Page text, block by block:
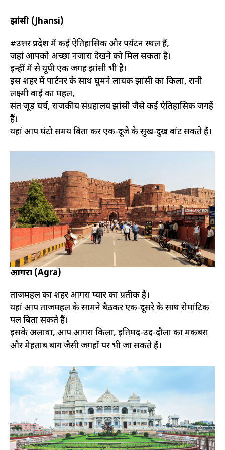
झांसी (Jhansi)
#उत्तर प्रदेश में कई ऐतिहासिक और पर्यटन स्थल हैं,
जहां आपको अच्छा नजारा देखने को मिल सकता है।
इन्हीं में से यूपी एक जगह झांसी भी है।
इस शहर में पार्टनर के साथ घूमने लायक झांसी का किला, रानी
लक्ष्मी बाई का महल,
संत जूड चर्च, राजकीय संग्रहालय झांसी जैसे कई ऐतिहासिक जगहें
हैं।
यहां आप घंटो समय बिता कर एक-दूजे के सुख-दुख बांट सकते हैं।
आगरा (Agra)
ताजमहल का शहर आगरा प्यार का प्रतीक है।
यहां आप ताजमहल के सामने बैठकर एक-दूसरे के साथ रोमांटिक
पल बिता सकते हैं।
इसके अलावा, आप आगरा किला, इतिमद-उद-दौला का मकबरा
और मेहताब बाग जैसी जगहों पर भी जा सकते हैं।